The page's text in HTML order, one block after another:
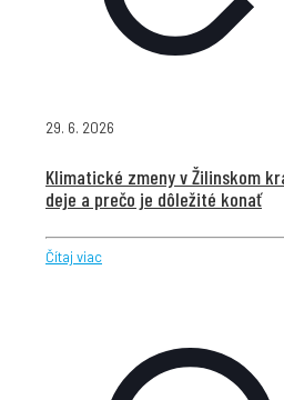
29. 6. 2026
Klimatické zmeny v Žilinskom
deje a prečo je dôležité konať
Čítaj viac